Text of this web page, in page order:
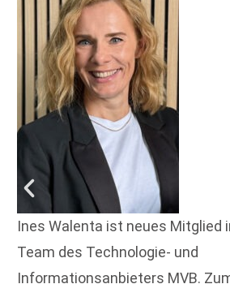
Ines Walenta ist neues Mitglied
Team des Technologie- und
Informationsanbieters MVB.